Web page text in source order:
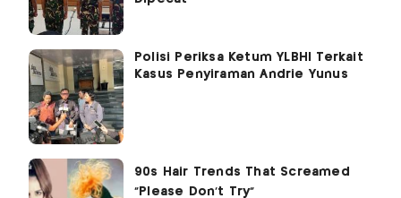
Polisi Periksa Ketum YLBHI Terkait
Kasus Penyiraman Andrie Yunus